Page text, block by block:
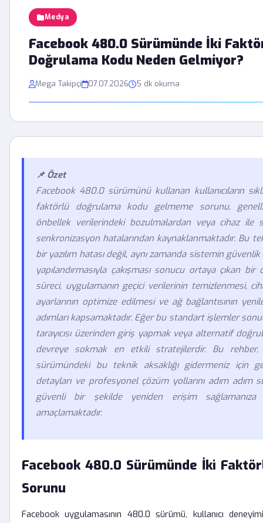
Medya
Facebook 480.0 Sürümünde İki
Doğrulama Kodu Neden Gelmiyor?
Mega Takipçi 07.07.2026 5 dk okuma
📌 Özet
Facebook 480.0 sürümünü kullanan kullanıcıların
faktörlü doğrulama kodu gelmeme sorunu,
önbellek verilerindeki bozulmalardan veya cihaz ile
senkronizasyon hatalarından kaynaklanmaktadır. Bu
bir yazılım hatası değil, aynı zamanda sistemin
yapılandırmasıyla çakışması sonucu ortaya çıkan
süreci, uygulamanın geçici verilerinin temizlenmesi,
ayarlarının optimize edilmesi ve ağ bağlantısının
adımları kapsamaktadır. Eğer bu standart işlemler
tarayıcısı üzerinden giriş yapmak veya alternatif
devreye sokmak en etkili stratejilerdir. Bu rehber,
sürümündeki bu teknik aksaklığı gidermeniz için
detayları ve profesyonel çözüm yollarını adım adım
güvenli bir şekilde yeniden erişim sağlamanıza
amaçlamaktadır.
Facebook 480.0 Sürümünde İki
Sorunu
Facebook uygulamasının 480.0 sürümü, kullanıcı